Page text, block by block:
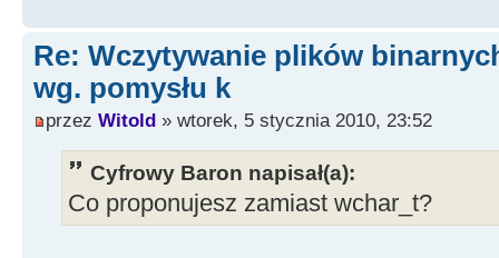
Re: Wczytywanie plików
wg. pomysłu k
przez Witold » wtorek, 5 stycznia 2010, 23:52
Cyfrowy Baron napisał(a):
Co proponujesz zamiast wchar_t?